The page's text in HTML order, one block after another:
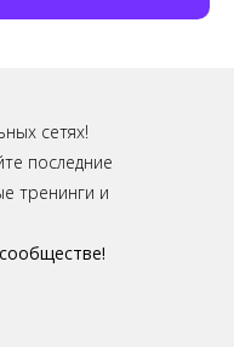
сетях!
последние
тренинги и